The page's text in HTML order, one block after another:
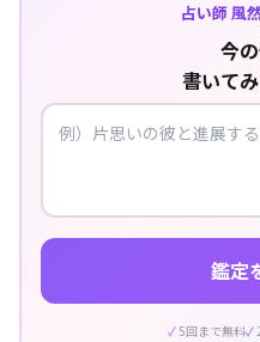
占い師 風
今
書いて
鑑定
5回まで無料